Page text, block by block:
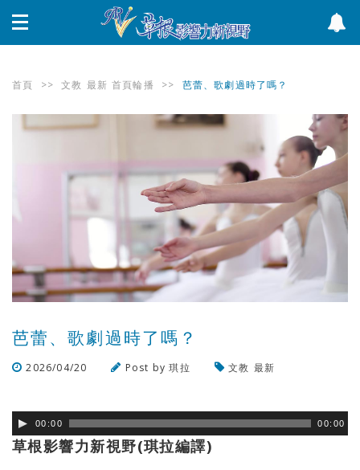
首頁 >> 文教 最新 首頁輪播 >> 芭蕾、歌劇過時了嗎？
芭蕾、歌劇過時了嗎？
2026/04/20 Post by琪拉 文教 最新
00:00 00:00
草根影響力新視野(琪拉編譯)